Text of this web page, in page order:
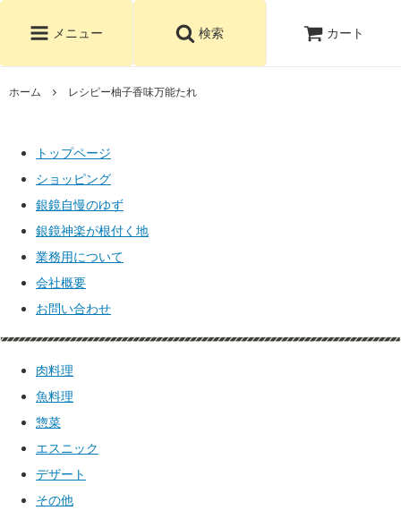
メニュー 検索 カート
ホーム レシピー柚子香味万能たれ
トップページ
ショッピング
銀鏡自慢のゆず
銀鏡神楽が根付く地
業務用について
会社概要
お問い合わせ
肉料理
魚料理
惣菜
エスニック
デザート
その他